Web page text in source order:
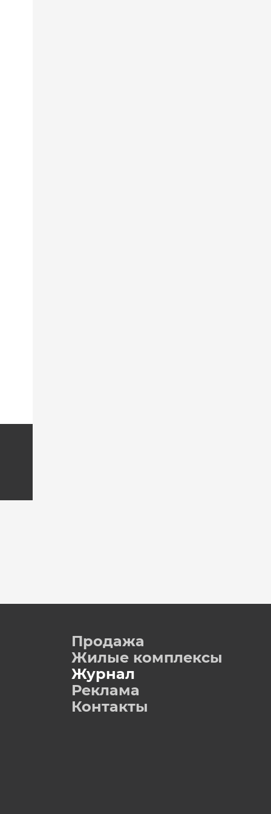
Продажа
Жилые комплексы
Журнал
Реклама
Контакты